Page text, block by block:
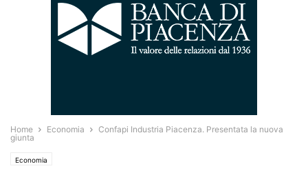
Home Economia
Confapi Industria Piacenza. Presentata la nuova
giunta
Economia